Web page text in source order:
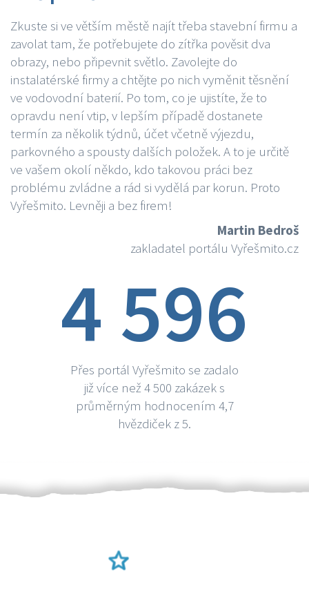
Zkuste si ve větším městě najít třeba stavební firmu a
zavolat tam, že potřebujete do zítřka pověsit dva
obrazy, nebo připevnit světlo. Zavolejte do
instalatérské firmy a chtějte po nich vyměnit těsnění
ve vodovodní baterií. Po tom, co je ujistíte, že to
opravdu není vtip, v lepším případě dostanete
termín za několik týdnů, účet včetně výjezdu,
parkovného a spousty dalších položek. A to je určitě
ve vašem okolí někdo, kdo takovou práci bez
problému zvládne a rád si vydělá par korun. Proto
Vyřešmito. Levněji a bez firem!
Martin Bedroš
zakladatel portálu Vyřešmito.cz
4 596
Přes portál Vyřešmito se zadalo
již více než 4 500 zakázek s
průměrným hodnocením 4,7
hvězdiček z 5.